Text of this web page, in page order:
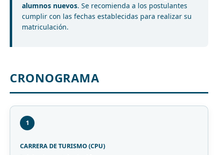
alumnos nuevos. Se recomienda a los postulantes
cumplir con las fechas establecidas para realizar su
matriculación.
CRONOGRAMA
1
CARRERA DE TURISMO (CPU)